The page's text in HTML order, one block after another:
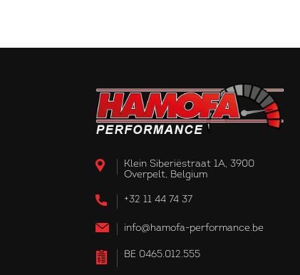
Klein Siberiëstraat 1A, 3900
Overpelt, Belgium
+32 11 44 74 37
info@hamofa-performance.be
BE 0465.012.555